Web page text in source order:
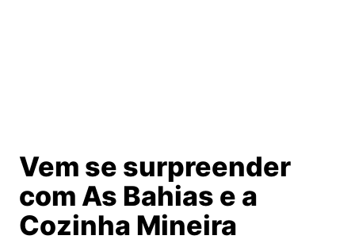
Vem se surpreender
com As Bahias e a
Cozinha Mineira